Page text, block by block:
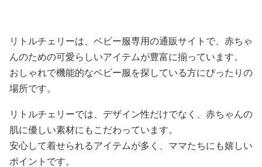
リトルチェリーは、ベビー服専用の通販サイトで、赤ちゃ
んのための可愛らしいアイテムが豊富に揃っています。
おしゃれで機能的なベビー服を探している方にぴったりの
場所です。
リトルチェリーでは、デザイン性だけでなく、赤ちゃんの
肌に優しい素材にもこだわっています。
安心して着せられるアイテムが多く、ママたちにも嬉しい
ポイントです。